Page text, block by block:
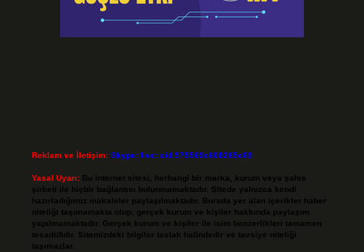
Reklam ve İletişim: Skype: live:.cid.575569c608265c69
Yasal Uyarı: Bu internet sitesi, herhangi bir marka, kurum veya şahıs
şirketi ile hiçbir bağlantısı bulunmamaktadır. Sitede yalnızca kendi
hazırladığımız makaleler paylaşılmaktadır. Burada yer alan içerikler haber
niteliği taşımamakta olup, gerçek kurum ve kişiler hakkında paylaşım
yapılmamaktadır. Gerçek kurum ve kişiler ile isim benzerlikleri tamamen
tesadüfidir. Sitemizdeki bilgiler taslak halindedir ve tavsiye niteliği
taşımazlar.